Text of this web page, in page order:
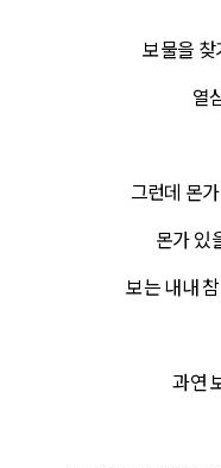
보물을
열
그런데 몬
몬가 있
보는 내내
과연